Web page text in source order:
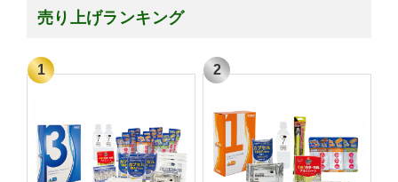
売り上げランキング